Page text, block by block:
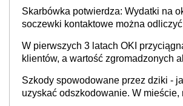
Skarbówka potwierdza: Wydatki na
soczewki kontaktowe można odliczyć
Częściowe dofinansowanie (np. z
odliczenie
W pierwszych 3 latach OKI
klientów, a wartość zgromadzonych
Szkody spowodowane przez dziki -
uzyskać odszkodowanie. W mieście,